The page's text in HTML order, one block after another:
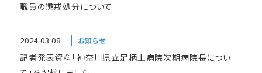
職員の懲戒処分について
2024.03.08 お知らせ
記者発表資料「神奈川県立足柄上病院次期病院長につい